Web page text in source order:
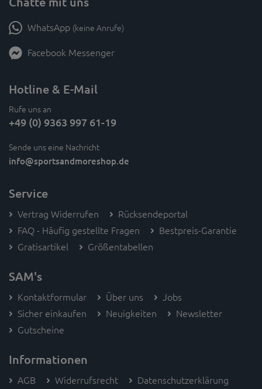
WhatsApp (keine Anrufe)
Facebook Messenger
Hotline & E-Mail
Rufe uns an
+49 (0) 9363 997 61-19
Sende uns eine Nachricht
info@sportsandmoreshop.de
Service
Vertrag Widerrufen
Rücksendeportal
FAQ - Häufig gestellte Fragen
Bestpreis-Garantie
Gratisartikel
Größentabellen
SAM's
Kontaktformular Über uns
Jobs
Sicher einkaufen
Neuigkeiten
Newsletter
Gutscheine
Informationen
AGB Widerrufsrecht
Datenschutzerklärung